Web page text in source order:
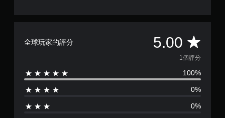
全球玩家的評分 5.00 平
均
評
分
1個評分
100%
0%
0%